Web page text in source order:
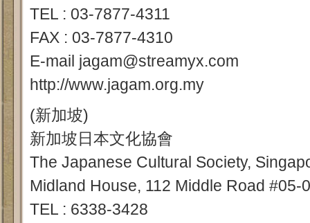
TEL : 03-7877-4311
FAX : 03-7877-4310
E-mail jagam@streamyx.com
http://www.jagam.org.my
(新加坡)
新加坡日本文化協會
The Japanese Cultural Society,
Midland House, 112 Middle Road #05-
TEL : 6338-3428